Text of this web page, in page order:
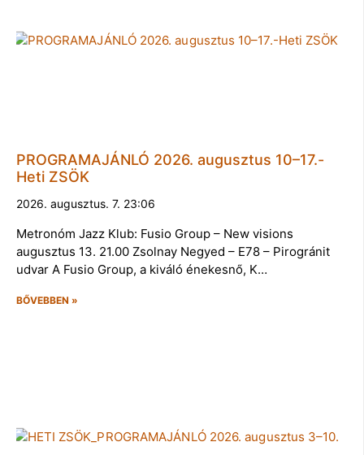
PROGRAMAJÁNLÓ 2026. augusztus 10–17.-
Heti ZSÖK
2026. augusztus. 7. 23:06
Metronóm Jazz Klub: Fusio Group – New visions
augusztus 13. 21.00 Zsolnay Negyed – E78 – Pirogránit
udvar A Fusio Group, a kiváló énekesnő, K…
BŐVEBBEN »